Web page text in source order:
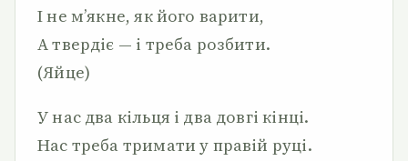
І не м’якне, як його варити,
А твердіє — і треба розбити.
(Яйце)
У нас два кільця і два довгі кінці.
Нас треба тримати у правій руці.